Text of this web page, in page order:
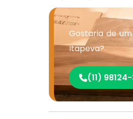
Gostaria de
Itapeva?
(11)